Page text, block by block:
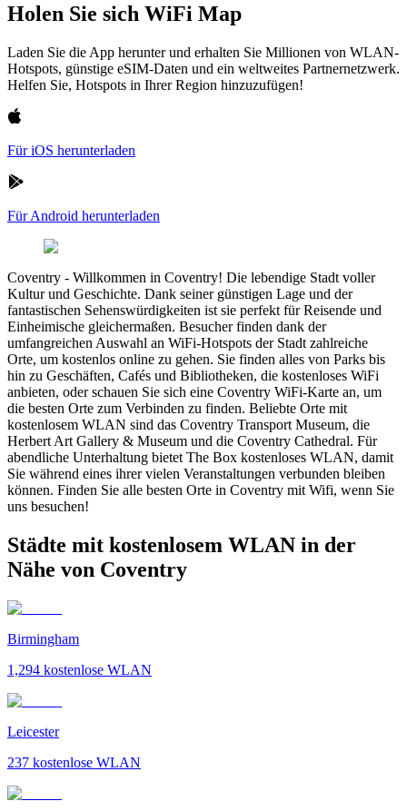
Holen Sie sich WiFi Map
Laden Sie die App herunter und erhalten Sie Millionen von WLAN-
Hotspots, günstige eSIM-Daten und ein weltweites Partnernetzwerk.
Helfen Sie, Hotspots in Ihrer Region hinzuzufügen!
Für iOS herunterladen
Für Android herunterladen
Coventry - Willkommen in Coventry! Die lebendige Stadt voller
Kultur und Geschichte. Dank seiner günstigen Lage und der
fantastischen Sehenswürdigkeiten ist sie perfekt für Reisende und
Einheimische gleichermaßen. Besucher finden dank der
umfangreichen Auswahl an WiFi-Hotspots der Stadt zahlreiche
Orte, um kostenlos online zu gehen. Sie finden alles von Parks bis
hin zu Geschäften, Cafés und Bibliotheken, die kostenloses WiFi
anbieten, oder schauen Sie sich eine Coventry WiFi-Karte an, um
die besten Orte zum Verbinden zu finden. Beliebte Orte mit
kostenlosem WLAN sind das Coventry Transport Museum, die
Herbert Art Gallery & Museum und die Coventry Cathedral. Für
abendliche Unterhaltung bietet The Box kostenloses WLAN, damit
Sie während eines ihrer vielen Veranstaltungen verbunden bleiben
können. Finden Sie alle besten Orte in Coventry mit Wifi, wenn Sie
uns besuchen!
Städte mit kostenlosem WLAN in der
Nähe von Coventry
Birmingham
1,294 kostenlose WLAN
Leicester
237 kostenlose WLAN